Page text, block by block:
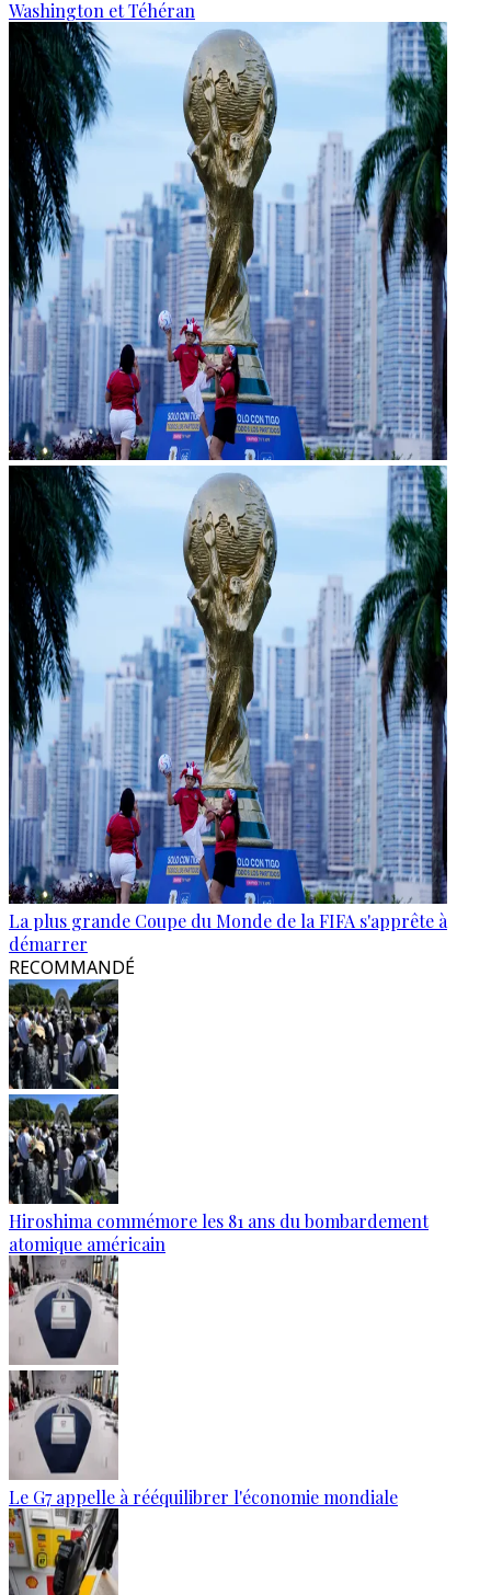
Washington et Téhéran
La plus grande Coupe du Monde de la FIFA s'apprête à
démarrer
RECOMMANDÉ
Hiroshima commémore les 81 ans du bombardement
atomique américain
Le G7 appelle à rééquilibrer l'économie mondiale